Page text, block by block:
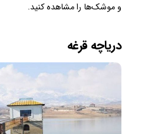
و موشک‌ها را مشاهده کنید.
دریاچه قرغه